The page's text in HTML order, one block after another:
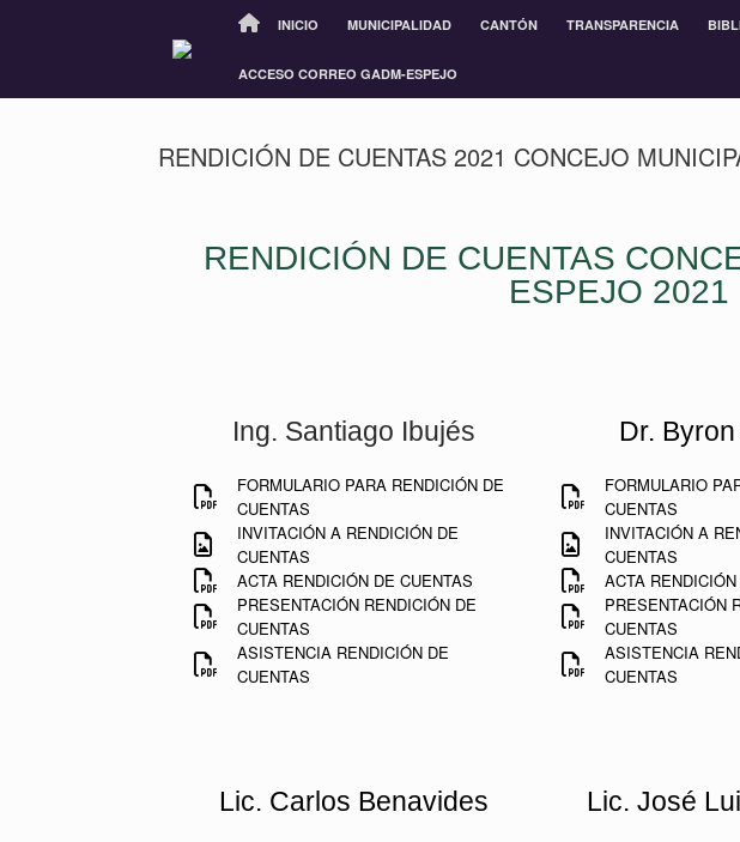
INICIO MUNICIPALIDAD CANTÓN TRANSPARENCIA
ACCESO CORREO GADM-ESPEJO
RENDICIÓN DE CUENTAS 2021 CONCEJO
RENDICIÓN DE CUENTAS
ESPEJO 2021
Ing. Santiago Ibujés
FORMULARIO PARA RENDICIÓN DE
CUENTAS
INVITACIÓN A RENDICIÓN DE
CUENTAS
ACTA RENDICIÓN DE CUENTAS
PRESENTACIÓN RENDICIÓN DE
CUENTAS
ASISTENCIA RENDICIÓN DE
CUENTAS
Dr.
FORMULARIO
CUENTAS
INVITACIÓN A
CUENTAS
ACTA
PRESENTACIÓN
CUENTAS
ASISTENCIA
CUENTAS
Lic. Carlos Benavides Lic. José